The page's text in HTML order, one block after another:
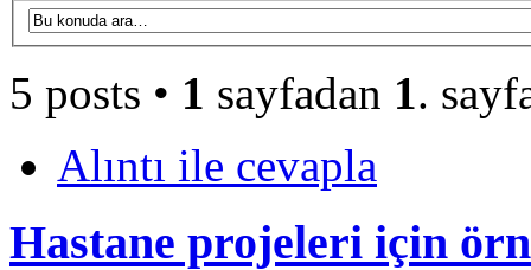
5 posts • 1 sayfadan 1.
Alıntı ile cevapla
Hastane projeleri için